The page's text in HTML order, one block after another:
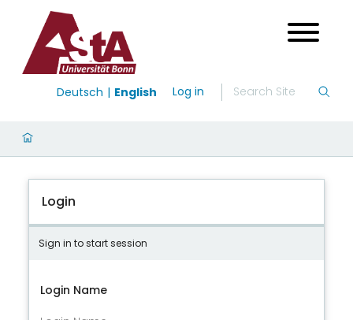
Deutsch English Log in
Login
Sign in to start session
Login Name